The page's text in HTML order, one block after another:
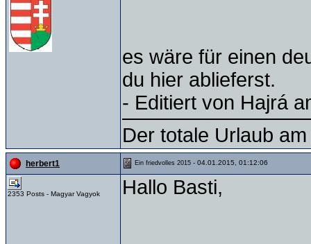
es wäre für einen
du hier ablieferst.
- Editiert von Hajrá
Der totale Urlaub
herbert1 Ein friedvolles 2015 - 04.01.2015, 01:12:06
2353 Posts - Magyar Vagyok Hallo Basti,